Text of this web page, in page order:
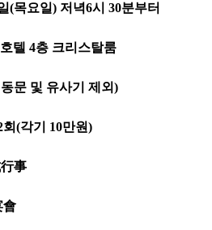
(목요일) 저녁6시 30분부터
텔 4층 크리스탈룸
문 및 유사기 제외)
(각기 10만원)
行事